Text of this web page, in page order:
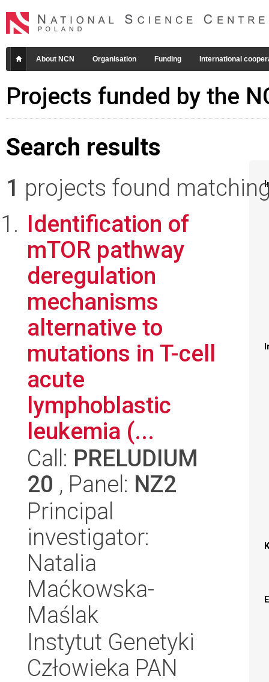
About NCN Organisation Funding International
Projects funded by the
Search results
1 projects found
Identification of
mTOR pathway
deregulation
mechanisms
alternative to
mutations in T-cell
acute
lymphoblastic
leukemia (...
Call: PRELUDIUM
20 , Panel: NZ2
Principal
investigator:
Natalia
Maćkowska-
Maślak
Instytut Genetyki
Człowieka PAN